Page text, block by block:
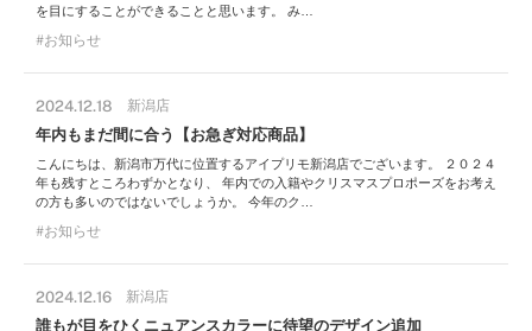
を目にすることができることと思います。 み…
お知らせ
2024.12.18 新潟店
年内もまだ間に合う【お急ぎ対応商品】
こんにちは、新潟市万代に位置するアイプリモ新潟店でございます。 ２０２４
年も残すところわずかとなり、 年内での入籍やクリスマスプロポーズをお考え
の方も多いのではないでしょうか。 今年のク…
お知らせ
2024.12.16 新潟店
誰もが目をひくニュアンスカラーに待望のデザイン追加